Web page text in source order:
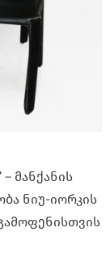
მანქანის
ნიუ-იორკის